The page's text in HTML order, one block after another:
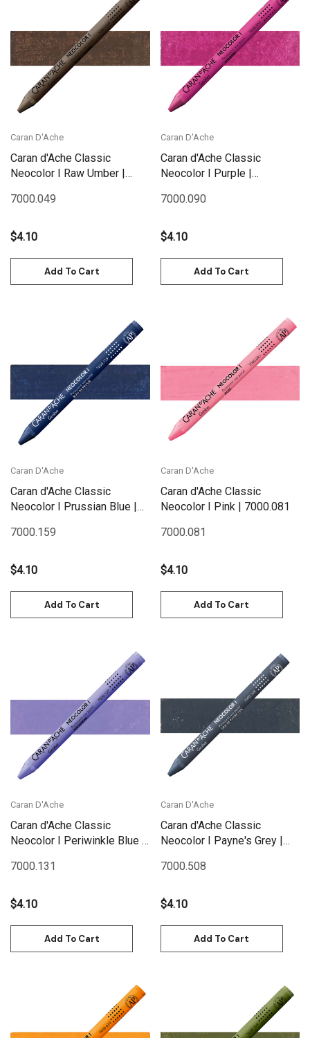
Caran D'Ache
Caran d'Ache Classic
Neocolor I Raw Umber |
7000.049
$4.10
Add To Cart
Caran D'Ache
Caran d'Ache Classic
Neocolor I Purple |
7000.090
$4.10
Add To Cart
Caran D'Ache
Caran d'Ache Classic
Neocolor I Prussian Blue |
7000.159
$4.10
Add To Cart
Caran D'Ache
Caran d'Ache Classic
Neocolor I Pink | 7000.081
7000.081
$4.10
Add To Cart
Caran D'Ache
Caran d'Ache Classic
Neocolor I Periwinkle Blue |
7000.131
$4.10
Add To Cart
Caran D'Ache
Caran d'Ache Classic
Neocolor I Payne's Grey |
7000.508
$4.10
Add To Cart